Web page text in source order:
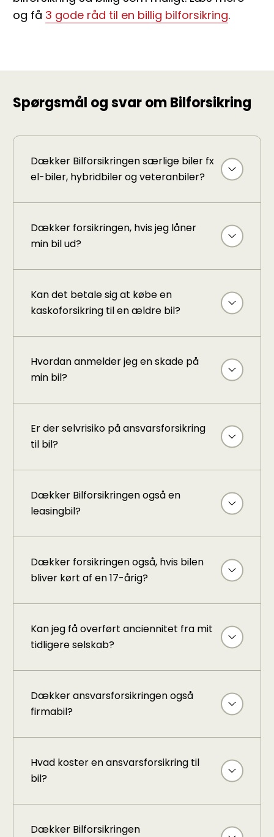
og få 3 gode råd til en billig bilforsikring.
Spørgsmål og svar om Bilforsikring
Dækker Bilforsikringen særlige biler fx
el-biler, hybridbiler og veteranbiler?
Dækker forsikringen, hvis jeg låner
min bil ud?
Kan det betale sig at købe en
kaskoforsikring til en ældre bil?
Hvordan anmelder jeg en skade på
min bil?
Er der selvrisiko på ansvarsforsikring
til bil?
Dækker Bilforsikringen også en
leasingbil?
Dækker forsikringen også, hvis bilen
bliver kørt af en 17-årig?
Kan jeg få overført anciennitet fra mit
tidligere selskab?
Dækker ansvarsforsikringen også
firmabil?
Hvad koster en ansvarsforsikring til
bil?
Dækker Bilforsikringen